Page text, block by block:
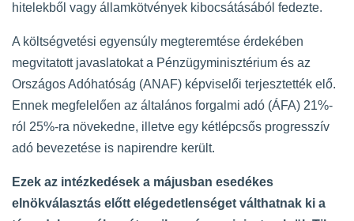
hitelekből vagy államkötvények kibocsátásából fedezte.
A költségvetési egyensúly megteremtése érdekében
megvitatott javaslatokat a Pénzügyminisztérium és az
Országos Adóhatóság (ANAF) képviselői terjesztették elő.
Ennek megfelelően az általános forgalmi adó (ÁFA) 21%-
ról 25%-ra növekedne, illetve egy kétlépcsős progresszív
adó bevezetése is napirendre került.
Ezek az intézkedések a májusban esedékes
elnökválasztás előtt elégedetlenséget válthatnak ki a